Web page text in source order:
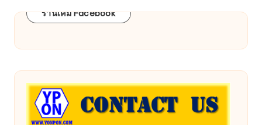
ร้านเคมี Facebook